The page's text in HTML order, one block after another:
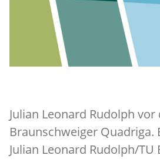
Julian Leonard Rudolph
Braunschweiger Quadriga.
Julian Leonard Rudolph/